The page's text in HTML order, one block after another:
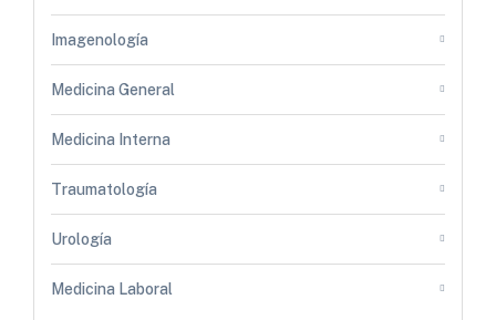
Imagenología
Medicina General
Medicina Interna
Traumatología
Urología
Medicina Laboral